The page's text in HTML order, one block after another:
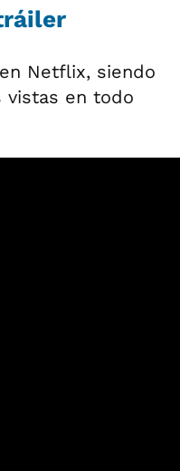
Netflix, siendo
vistas en todo